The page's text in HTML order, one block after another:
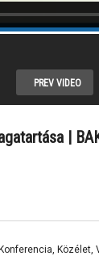
PREV VIDEO
100 éve |
Konferencia Közélet